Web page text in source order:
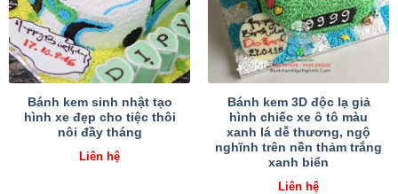
Bánh kem sinh nhật tạo
hình xe đẹp cho tiệc thôi
nôi đầy tháng
Liên hệ
Bánh kem 3D độc lạ giả
hình chiếc xe ô tô màu
xanh lá dễ thương, ngộ
nghĩnh trên nền thảm trắng
xanh biển
Liên hệ